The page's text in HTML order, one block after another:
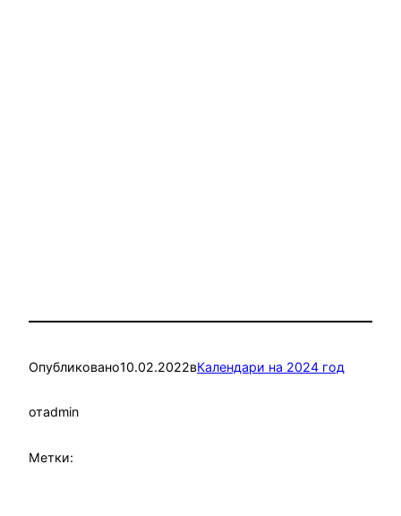
Опубликовано10.02.2022вКалендари на 2024 год
отadmin
Метки: